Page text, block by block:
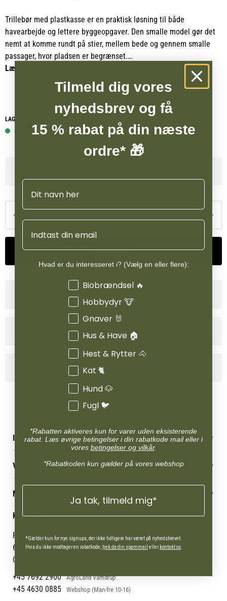
Trillebør med plastkasse er en praktisk løsning til både
havearbejde og lettere byggeopgaver. Den smalle model gør det
nemt at komme rundt på stier, mellem bede og gennem smalle
passager, hvor pladsen er begrænset.
Trillebøren har et solidt 32 mm pulverlakeret grønt stel, som sikrer
stabilitet og lang holdbarhed. Den kraftige grønne plastkasse har
en kapacitet på 100 liter og er velegnet til transport af jord,
haveaffald, brænde og andre materialer.
Modellen er udstyret med luftgummihjul i størrelse 16 x 4,00 til 8,
som giver en jævn og stabil kørsel på ujævnt underlag. Med
Læs mere
LAGERSTATUS WEBSHOP
3 på lager
Tilføj til kurv
Produktinformation
INFORMATION
Reklamations- & fortrydelsesret
Levering & afhentning
Følg din bestilling
Persondatapolitik
Cookies
VORES BUTIK
Vores butikker
Job
Mærker
Om os
Om Vestjyllands Andel
Blog
Ofte stillede spørgsmål
MIN KONTO
Administrer min konto
KONTAKT OS
Pantonevej 10
6580 Vamdrup
CVR: 21 38 54 84
+45 7692 2900
AgroLand Vamdrup
+45 4630 0885 Webshop (Man-fre 10-16)
Tilmeld dig vores
nyhedsbrev og få
15 % rabat på din næste
ordre* 🎁
Navn
Email
Hvad er du interesseret i? (Vælg en eller flere):
Interesser
Biobrændsel 🔥
Hobbydyr 🐮
Gnaver 🐰
Hus & Have 🏠
Hest & Rytter 🐴
Kat 🐈
Hund 🐶
Fugl 🐦
*Rabatten aktiveres kun for varer uden eksisterende
rabat. Læs øvrige betingelser i din rabatkode mail eller i
vores betingelser og vilkår.
*Rabatkoden kun gælder på vores webshop
Ja tak, tilmeld mig*
*Gælder kun for nye signups, der ikke tidligere har været på nyhedsbrevet.
Hvis du ikke modtager en rabatkode, tjek da din spammail ellerkontakt os